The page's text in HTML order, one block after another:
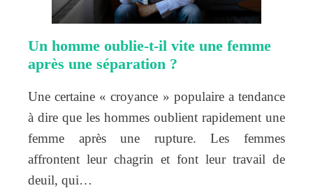
Un homme oublie-t-il vite une femme
après une séparation ?
Une certaine « croyance » populaire a tendance
à dire que les hommes oublient rapidement une
femme après une rupture. Les femmes
affrontent leur chagrin et font leur travail de
deuil, qui…